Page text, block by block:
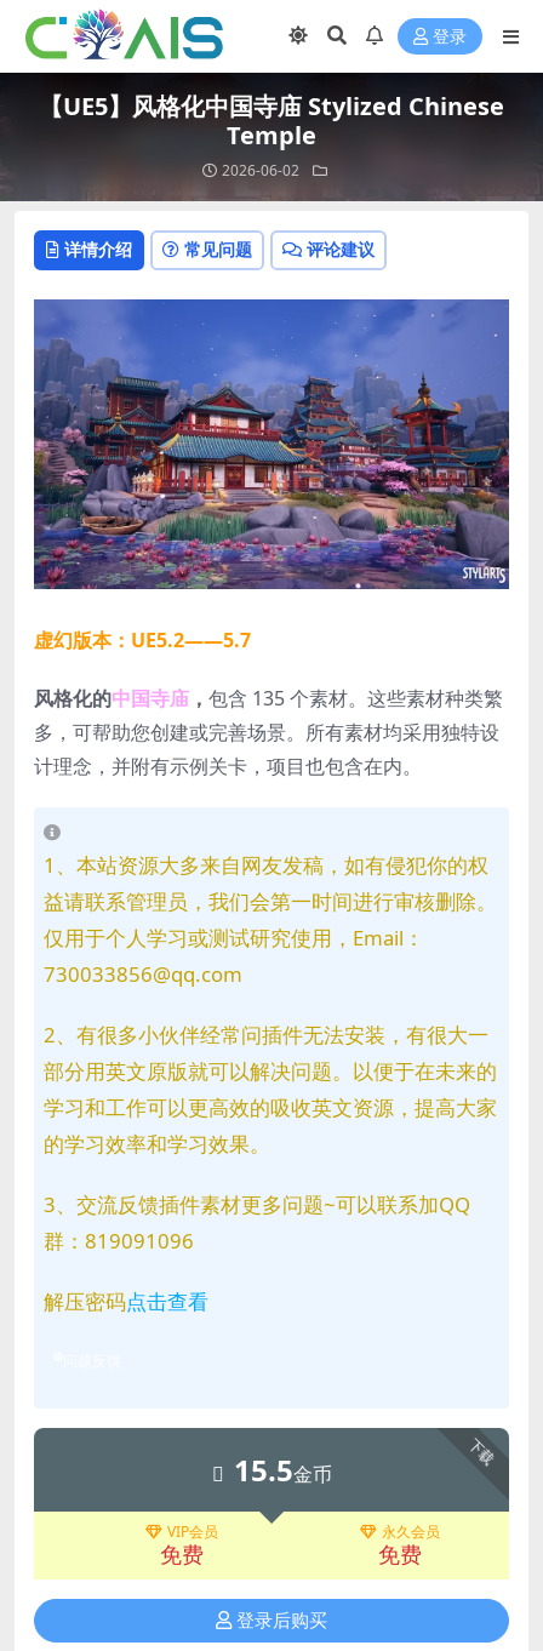
登录
【UE5】风格化中国寺庙 Stylized Chinese
Temple
2026-06-02
详情介绍 常见问题 评论建议
虚幻版本：UE5.2——5.7
风格化的中国寺庙 ， 包含 135 个素材。这些素材种类繁
多，可帮助您创建或完善场景。所有素材均采用独特设
计理念，并附有示例关卡，项目也包含在内。
1、本站资源大多来自网友发稿，如有侵犯你的权
益请联系管理员，我们会第一时间进行审核删除。
仅用于个人学习或测试研究使用，Email：
730033856@qq.com
2、有很多小伙伴经常问插件无法安装，有很大一
部分用英文原版就可以解决问题。以便于在未来的
学习和工作可以更高效的吸收英文资源，提高大家
的学习效率和学习效果。
3、交流反馈插件素材更多问题~可以联系加QQ
群：819091096
解压密码点击查看
下载
15.5金币
VIP会员
免费
永久会员
免费
登录后购买